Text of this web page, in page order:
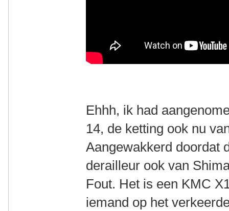
Ehhh, ik had
14, de ketting ook nu
Aangewakkerd doordat
derailleur ook van
Fout. Het is een KMC
iemand op het